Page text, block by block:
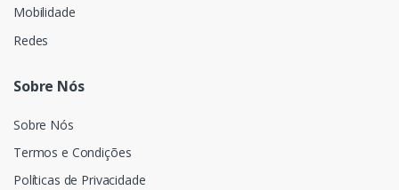
Mobilidade
Redes
Sobre Nós
Sobre Nós
Termos e Condições
Políticas de Privacidade